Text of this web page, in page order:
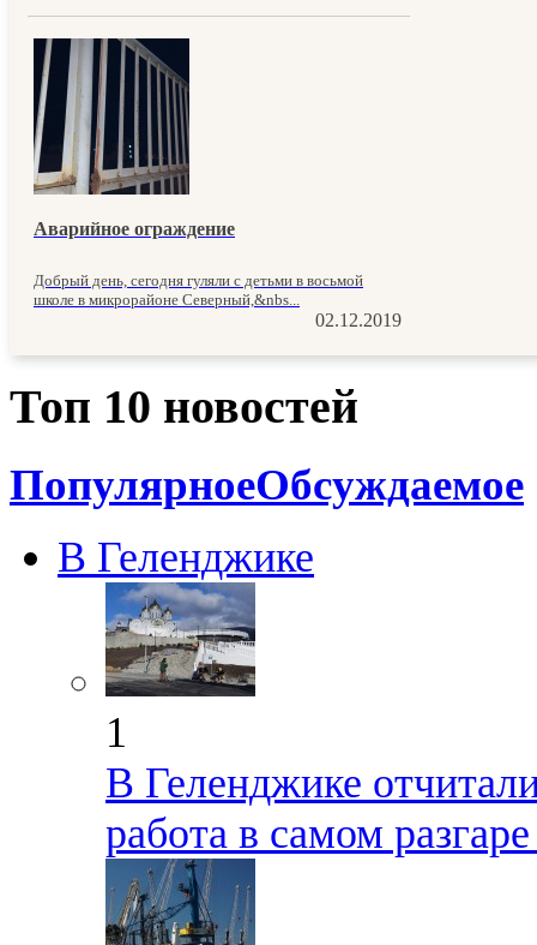
Аварийное ограждение
Добрый день, сегодня гуляли с детьми в восьмой
школе в микрорайоне Северный,&nbs...
02.12.2019
Топ 10 новостей
ПопулярноеОбсуждаемое
В Геленджике
1
В Геленджике
работа в самом